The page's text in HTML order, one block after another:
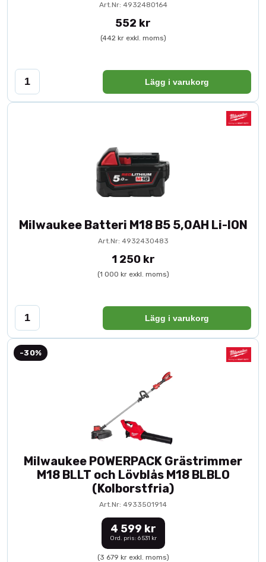
Art.Nr: 4932480164
552 kr
(442 kr exkl. moms)
Lägg i varukorg
Milwaukee Batteri M18 B5 5,0AH Li-ION
Art.Nr: 4932430483
1 250 kr
(1 000 kr exkl. moms)
Lägg i varukorg
-30%
Milwaukee POWERPACK Grästrimmer
M18 BLLT och Lövblås M18 BLBLO
(Kolborstfria)
Art.Nr: 4933501914
4 599 kr
Ord. pris: 6 531 kr
(3 679 kr exkl. moms)